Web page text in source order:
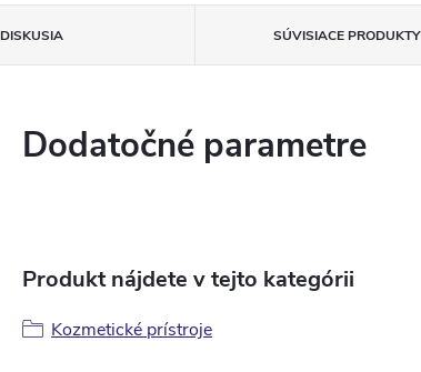
DISKUSIA SÚVISIACE PRODUKTY
Dodatočné parametre
Produkt nájdete v tejto kategórii
Kozmetické prístroje